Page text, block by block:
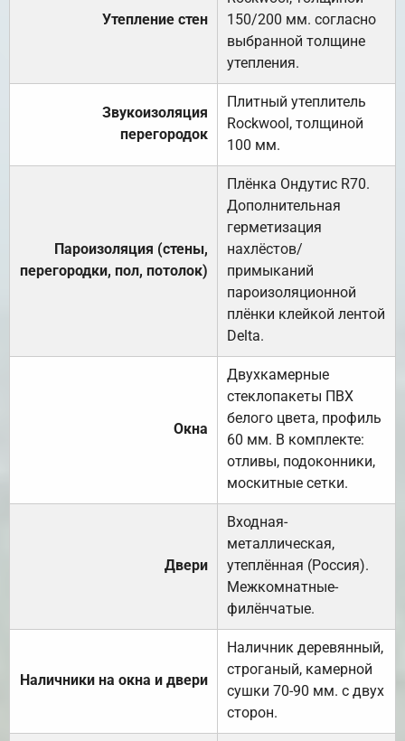
Утепление стен
150/200 мм. согласно
выбранной толщине
утепления.
Звукоизоляция
перегородок
Плитный утеплитель
Rockwool, толщиной
100 мм.
Пароизоляция (стены,
перегородки, пол, потолок)
Плёнка Ондутис R70.
Дополнительная
герметизация
нахлёстов/
примыканий
пароизоляционной
плёнки клейкой лентой
Delta.
Окна
Двухкамерные
стеклопакеты ПВХ
белого цвета, профиль
60 мм. В комплекте:
отливы, подоконники,
москитные сетки.
Двери
Входная-
металлическая,
утеплённая (Россия).
Межкомнатные-
филёнчатые.
Наличники на окна и двери
Наличник деревянный,
строганый, камерной
сушки 70-90 мм. с двух
сторон.